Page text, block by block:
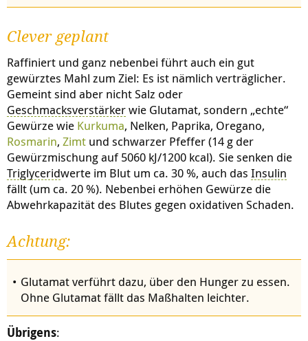
Clever geplant
Raffiniert und ganz nebenbei führt auch ein gut
gewürztes Mahl zum Ziel: Es ist nämlich verträglicher.
Gemeint sind aber nicht Salz oder
Geschmacksverstärkerwie Glutamat, sondern „echte“
Gewürze wie Kurkuma, Nelken, Paprika, Oregano,
Rosmarin, Zimt und schwarzer Pfeffer (14 g der
Gewürzmischung auf 5060 kJ/1200 kcal). Sie senken die
Triglyceridwerte im Blut um ca. 30 %, auch das Insulin
fällt (um ca. 20 %). Nebenbei erhöhen Gewürze die
Abwehrkapazität des Blutes gegen oxidativen Schaden.
Achtung:
Glutamat verführt dazu, über den Hunger zu essen.
Ohne Glutamat fällt das Maßhalten leichter.
Übrigens: